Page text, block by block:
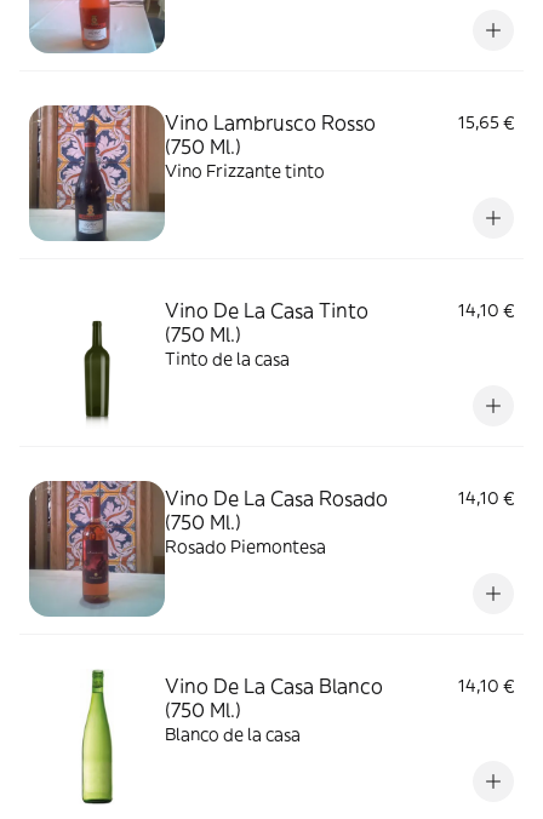
Vino Lambrusco Rosso
(750 Ml.)
15,65 €
Vino Frizzante tinto
Vino De La Casa Tinto
(750 Ml.)
14,10 €
Tinto de la casa
Vino De La Casa Rosado
(750 Ml.)
14,10 €
Rosado Piemontesa
Vino De La Casa Blanco
(750 Ml.)
14,10 €
Blanco de la casa